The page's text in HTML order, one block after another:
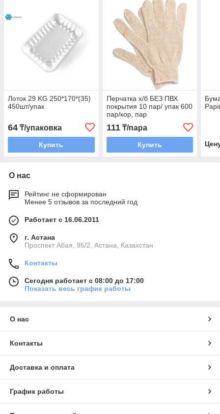
Лоток 29 KG 250*170*(35)
450шт/упак
64 ₸/упаковка
Купить
Перчатка х/б БЕЗ ПВХ
покрытия 10 пар/ упак 600
пар/кор, пар
111₸/пара
Купить
О нас
Рейтинг не сформирован
Менее 5 отзывов за последний год
Работает с 16.06.2011
г. Астана
​Проспект Абая, 95/2, Астана, Казахстан
Контакты
Сегодня работает с 08:00 до 17:00
Показать весь график работы
О нас
Контакты
Доставка и оплата
График работы